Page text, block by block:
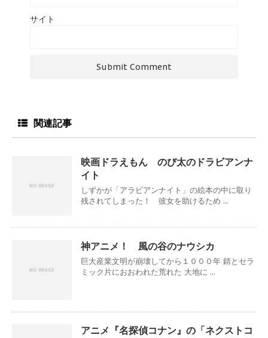
サイト
関連記事
映画ドラえもん のび太のドラビアンナ
イト
しずかが「アラビアンナイト」の絵本の中に取り
残されてしまった！ 彼女を助けるため ...
神アニメ！ 風の谷のナウシカ
巨大産業文明が崩壊してから１０００年 錆とセラ
ミック片におおわれた荒れた 大地に ...
アニメ『名探偵コナン』の「ネクストコ